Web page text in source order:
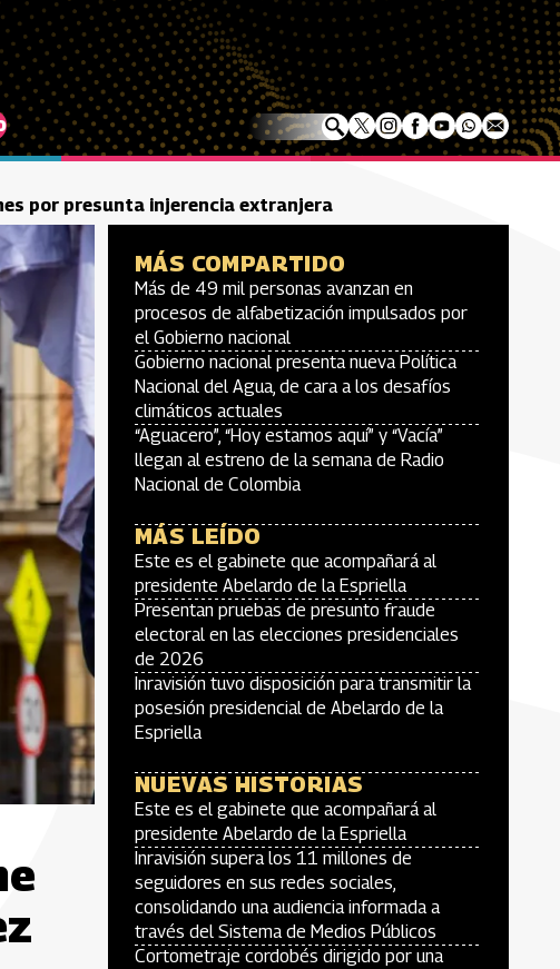
por presunta injerencia extranjera
MÁS COMPARTIDO
Más de 49 mil personas avanzan en
procesos de alfabetización impulsados por
el Gobierno nacional
Gobierno nacional presenta nueva Política
Nacional del Agua, de cara a los desafíos
climáticos actuales
“Aguacero”, “Hoy estamos aquí” y “Vacía”
llegan al estreno de la semana de Radio
Nacional de Colombia
MÁS LEÍDO
Este es el gabinete que acompañará al
presidente Abelardo de la Espriella
Presentan pruebas de presunto fraude
electoral en las elecciones presidenciales
de 2026
Inravisión tuvo disposición para transmitir la
posesión presidencial de Abelardo de la
Espriella
NUEVAS HISTORIAS
Este es el gabinete que acompañará al
presidente Abelardo de la Espriella
Inravisión supera los 11 millones de
seguidores en sus redes sociales,
consolidando una audiencia informada a
través del Sistema de Medios Públicos
Cortometraje cordobés dirigido por una